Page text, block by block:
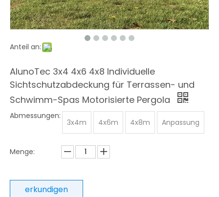
Anteil an:
AlunoTec 3x4 4x6 4x8 Individuelle
Sichtschutzabdeckung für Terrassen- und
Schwimm-Spas Motorisierte Pergola
Abmessungen:
3x4m 4x6m 4x8m Anpassung
Menge:
erkundigen